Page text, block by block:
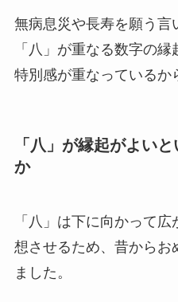
無病息災や長寿を願う言
「八」が重なる数字の
特別感が重なっているか
「八」が縁起がよい
か
「八」は下に向かって
想させるため、昔からお
ました。